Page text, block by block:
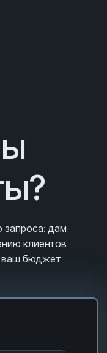
запроса: дам
клиентов
ваш бюджет